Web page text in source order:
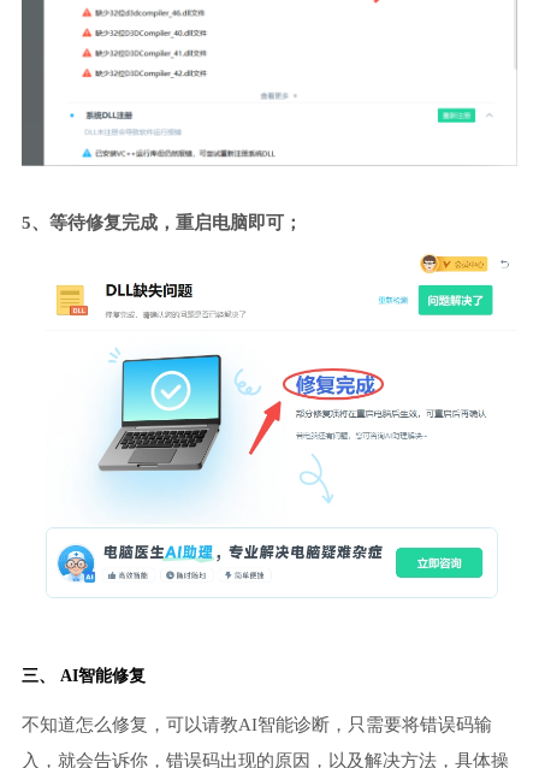
5、等待修复完成，重启电脑即可；
三、 AI智能修复
不知道怎么修复，可以请教AI智能诊断，只需要将错误码输
入，就会告诉你，错误码出现的原因，以及解决方法，具体操